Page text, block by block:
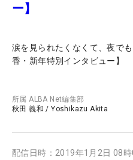
ー】
涙を見られたくなくて、夜で
香・新年特別インタビュー】
所属ALBA Net編集部
秋田 義和 /Yoshikazu Akita
配信日時： 2019年1月2日 08